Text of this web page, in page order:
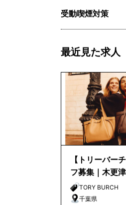
受動喫煙対策
最近見た求人
【トリーバー
フ募集｜木更
TORY BURCH
千葉県